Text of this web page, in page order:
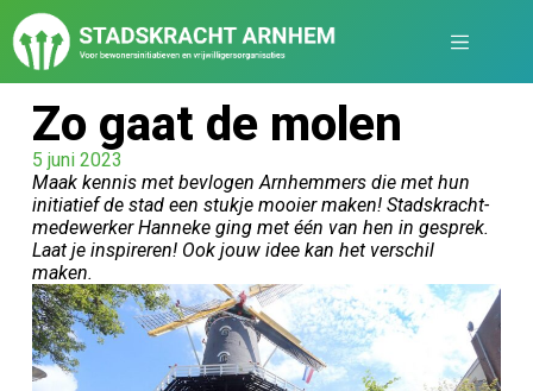
Zo gaat de molen
5 juni 2023
Maak kennis met bevlogen Arnhemmers die met hun
initiatief de stad een stukje mooier maken! Stadskracht-
medewerker Hanneke ging met één van hen in gesprek.
Laat je inspireren! Ook jouw idee kan het verschil
maken.